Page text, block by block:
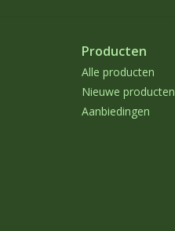
Producten
Alle producten
Nieuwe producten
Aanbiedingen